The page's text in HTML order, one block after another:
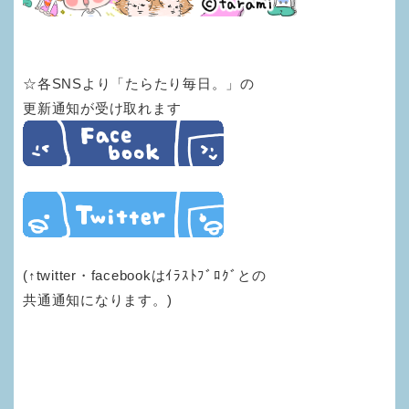
☆各SNSより「たらたり毎日。」の
更新通知が受け取れます
(↑twitter・facebookはｲﾗｽﾄﾌﾞﾛｸﾞとの
共通通知になります。)